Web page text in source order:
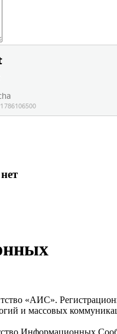
«АИС».
и массовых
Информационных